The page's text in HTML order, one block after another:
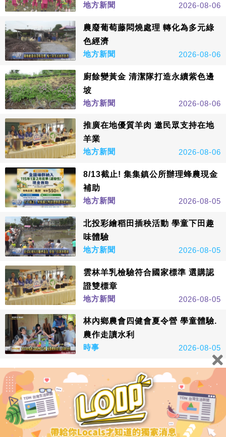
地方新聞
2026-08-06
農廢葡萄藤悶燒處理 轉化為多元綠
色經濟
地方新聞
2026-08-06
廚餘變黃金 清潔隊打造永續紫色邊
坡
地方新聞
2026-08-06
推廣在地優質羊肉 邀民眾支持在地
羊業
地方新聞
2026-08-06
8/13截止! 集集鎮公所辦理蜂農現金
補助
地方新聞
2026-08-05
北投彩繪稻田插秧活動 學童下田趣
味體驗
地方新聞
2026-08-05
雲林羊乳檢驗符合國家標準 選購認
證雙標章
地方新聞
2026-08-05
林內鄉農會四健會夏令營 學童體驗.
農作走讀水利
時事
2026-08-05
看更多
鑫傳國際多媒體科技股份有限公司版權所有，非經授權，請
勿轉載本網站內容 © All Rights Reserved.